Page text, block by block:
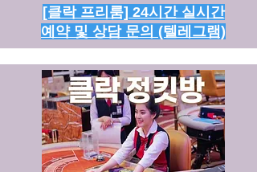
[클락 프리룸] 24시간 실시간
예약 및 상담 문의 (텔레그램)